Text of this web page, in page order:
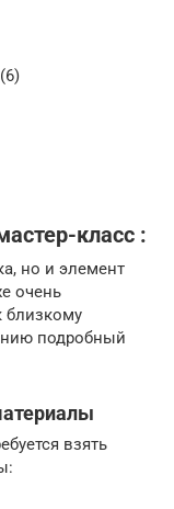
класс :
но и элемент
очень
близкому
подробный
взять